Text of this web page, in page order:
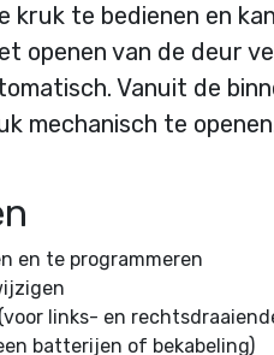
kruk te bedienen en
openen van de deur
Vanuit de
mechanisch te
en te programmeren
links- en
batterijen of bekabeling)